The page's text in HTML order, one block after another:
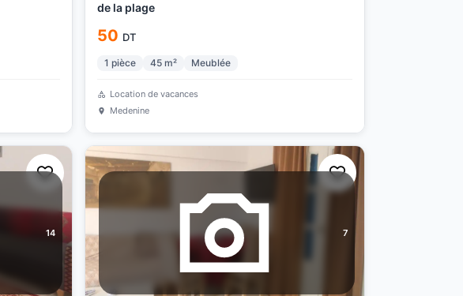
de la plage
50 DT
1 pièce 45m² Meublée
Location de vacances
Medenine
14 7